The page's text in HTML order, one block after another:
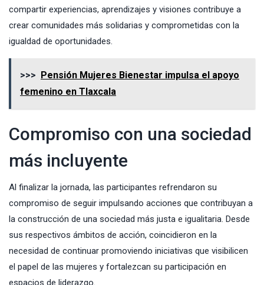
compartir experiencias, aprendizajes y visiones contribuye a
crear comunidades más solidarias y comprometidas con la
igualdad de oportunidades.
>>>
Pensión Mujeres Bienestar impulsa el apoyo
femenino en Tlaxcala
Compromiso con una sociedad
más incluyente
Al finalizar la jornada, las participantes refrendaron su
compromiso de seguir impulsando acciones que contribuyan a
la construcción de una sociedad más justa e igualitaria. Desde
sus respectivos ámbitos de acción, coincidieron en la
necesidad de continuar promoviendo iniciativas que visibilicen
el papel de las mujeres y fortalezcan su participación en
espacios de liderazgo.